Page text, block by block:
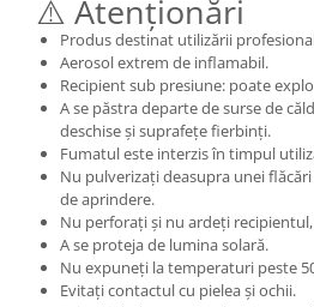
⚠️ Atenționări
Produs destinat utilizării
Aerosol extrem de inflamabil.
Recipient sub presiune: poate
A se păstra departe de surse de
deschise și suprafețe fierbinți.
Fumatul este interzis în timpul
Nu pulverizați deasupra unei
de aprindere.
Nu perforați și nu ardeți
A se proteja de lumina solară.
Nu expuneți la temperaturi peste
Evitați contactul cu pielea și ochii.